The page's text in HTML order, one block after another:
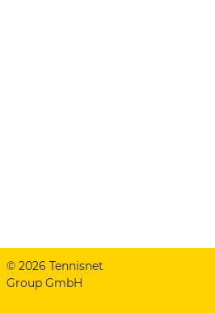
© 2026 Tennisnet
Group GmbH